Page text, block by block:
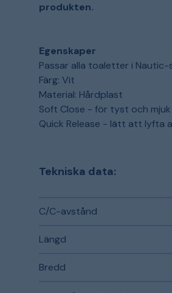
produkten.
Egenskaper
Passar alla toaletter i Nautic-
Färg: Vit
Material: Hårdplast
Soft Close - för tyst och
Quick Release - lätt att lyfta
Tekniska data:
C/C-avstånd
Längd
Bredd